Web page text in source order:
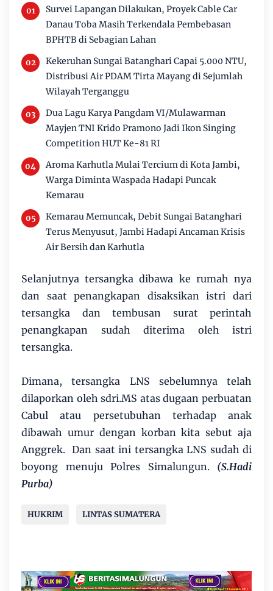
Survei Lapangan Dilakukan, Proyek Cable Car
Danau Toba Masih Terkendala Pembebasan
BPHTB di Sebagian Lahan
Kekeruhan Sungai Batanghari Capai 5.000 NTU,
Distribusi Air PDAM Tirta Mayang di Sejumlah
Wilayah Terganggu
Dua Lagu Karya Pangdam VI/Mulawarman
Mayjen TNI Krido Pramono Jadi Ikon Singing
Competition HUT Ke-81 RI
Aroma Karhutla Mulai Tercium di Kota Jambi,
Warga Diminta Waspada Hadapi Puncak
Kemarau
Kemarau Memuncak, Debit Sungai Batanghari
Terus Menyusut, Jambi Hadapi Ancaman Krisis
Air Bersih dan Karhutla
Selanjutnya tersangka dibawa ke rumah nya
dan saat penangkapan disaksikan istri dari
tersangka dan tembusan surat perintah
penangkapan sudah diterima oleh istri
tersangka.
Dimana, tersangka LNS sebelumnya telah
dilaporkan oleh sdri.MS atas dugaan perbuatan
Cabul atau persetubuhan terhadap anak
dibawah umur dengan korban kita sebut aja
Anggrek. Dan saat ini tersangka LNS sudah di
boyong menuju Polres Simalungun. (S.Hadi
Purba)
HUKRIM LINTAS SUMATERA